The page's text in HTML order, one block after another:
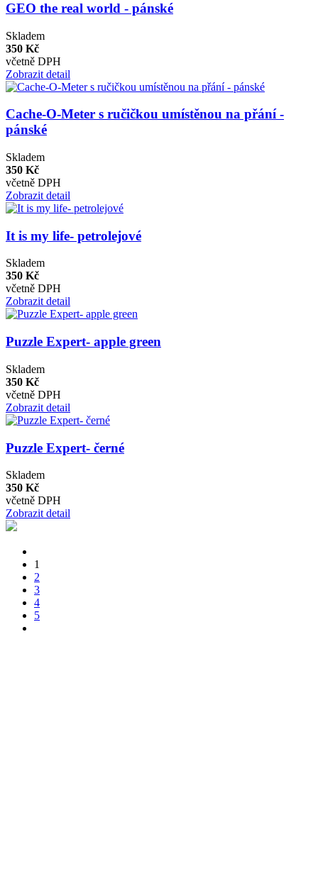
GEO the real world - pánské
Skladem
350 Kč
včetně DPH
Zobrazit detail
Cache-O-Meter s ručičkou umístěnou na přání -
pánské
Skladem
350 Kč
včetně DPH
Zobrazit detail
It is my life- petrolejové
Skladem
350 Kč
včetně DPH
Zobrazit detail
Puzzle Expert- apple green
Skladem
350 Kč
včetně DPH
Zobrazit detail
Puzzle Expert- černé
Skladem
350 Kč
včetně DPH
Zobrazit detail
1
2
3
4
5